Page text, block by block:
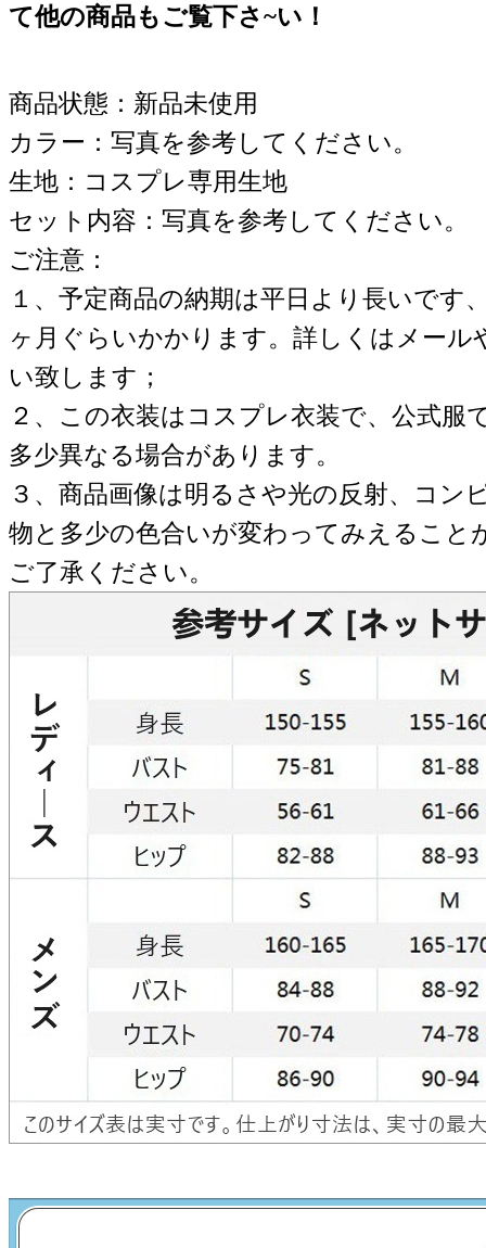
て他の商品もご覧下さ~い！
商品状態：新品未使用
カラー：写真を参考してください。
生地：コスプレ専用生地
セット内容：写真を参考してください。
ご注意：
１、予定商品の納期は平日より長いです
ヶ月ぐらいかかります。詳しくはメール
い致します；
２、この衣装はコスプレ衣装で、公式服
多少異なる場合があります。
３、商品画像は明るさや光の反射、コン
物と多少の色合いが変わってみえること
ご了承ください。